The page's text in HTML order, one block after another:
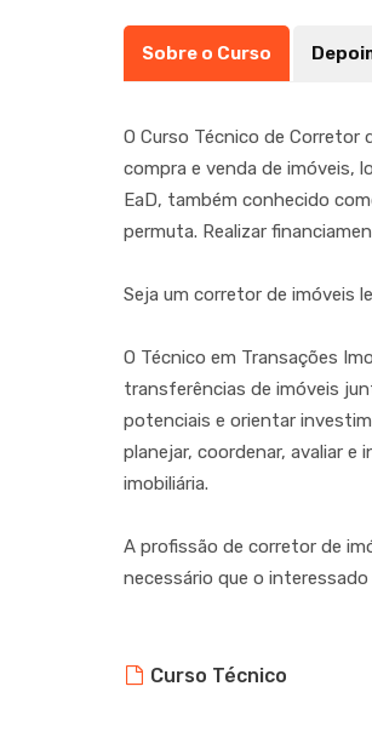
Sobre o Curso
O Curso Técnico de Corretor
compra e venda de imóveis,
EaD, também conhecido
permuta. Realizar
Seja um corretor de imóveis
O Técnico em Transações
transferências de imóveis
potenciais e orientar
planejar, coordenar, avaliar
imobiliária.
A profissão de corretor de
necessário que o
Curso Técnico